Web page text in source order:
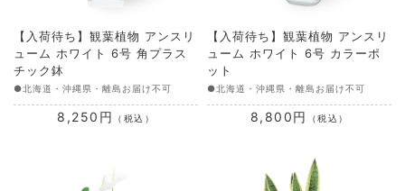
【入荷待ち】観葉植物 アンスリ
ューム ホワイト 6号 角プラス
チック鉢
●北海道・沖縄県・離島お届け不可
8,250円 （税込）
【入荷待ち】観葉植物 アンスリ
ューム ホワイト 6号 カラーポ
ット
●北海道・沖縄県・離島お届け不可
8,800円 （税込）